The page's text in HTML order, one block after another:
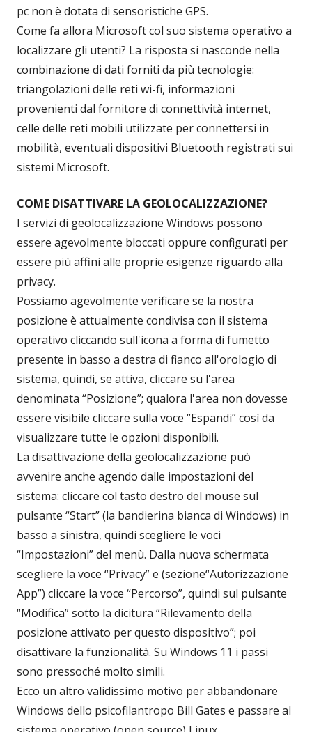
pc non è dotata di sensoristiche GPS.
Come fa allora Microsoft col suo sistema operativo a
localizzare gli utenti? La risposta si nasconde nella
combinazione di dati forniti da più tecnologie:
triangolazioni delle reti wi-fi, informazioni
provenienti dal fornitore di connettività internet,
celle delle reti mobili utilizzate per connettersi in
mobilità, eventuali dispositivi Bluetooth registrati sui
sistemi Microsoft.
COME DISATTIVARE LA GEOLOCALIZZAZIONE?
I servizi di geolocalizzazione Windows possono
essere agevolmente bloccati oppure configurati per
essere più affini alle proprie esigenze riguardo alla
privacy.
Possiamo agevolmente verificare se la nostra
posizione è attualmente condivisa con il sistema
operativo cliccando sull'icona a forma di fumetto
presente in basso a destra di fianco all'orologio di
sistema, quindi, se attiva, cliccare su l'area
denominata “Posizione”; qualora l'area non dovesse
essere visibile cliccare sulla voce “Espandi” così da
visualizzare tutte le opzioni disponibili.
La disattivazione della geolocalizzazione può
avvenire anche agendo dalle impostazioni del
sistema: cliccare col tasto destro del mouse sul
pulsante “Start” (la bandierina bianca di Windows) in
basso a sinistra, quindi scegliere le voci
“Impostazioni” del menù. Dalla nuova schermata
scegliere la voce “Privacy” e (sezione“Autorizzazione
App”) cliccare la voce “Percorso”, quindi sul pulsante
“Modifica” sotto la dicitura “Rilevamento della
posizione attivato per questo dispositivo”; poi
disattivare la funzionalità. Su Windows 11 i passi
sono pressoché molto simili.
Ecco un altro validissimo motivo per abbandonare
Windows dello psicofilantropo Bill Gates e passare al